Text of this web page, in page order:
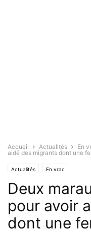
Accueil Actualités En
aidé des migrants dont une
Actualités En vrac
Deux
pour avoir
dont une